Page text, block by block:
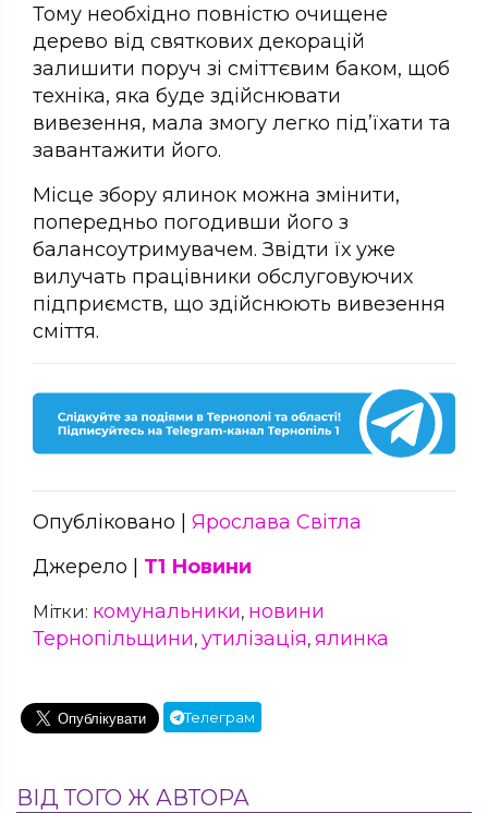
Тому необхідно повністю очищене
дерево від святкових декорацій
залишити поруч зі сміттєвим баком, щоб
техніка, яка буде здійснювати
вивезення, мала змогу легко під’їхати та
завантажити його.
Місце збору ялинок можна змінити,
попередньо погодивши його з
балансоутримувачем. Звідти їх уже
вилучать працівники обслуговуючих
підприємств, що здійснюють вивезення
сміття.
Опубліковано | Ярослава Світла
Джерело | Т1 Новини
Мітки: комунальники, новини
Тернопільщини, утилізація, ялинка
Телеграм
ВІД ТОГО Ж АВТОРА